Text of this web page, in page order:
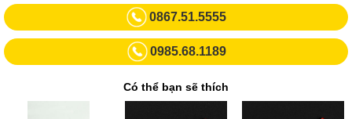
0969102552
Số 55 Trần Đăng Ninh – Cầu Giấy – Hà Nội
0963264832
02437836542
0867.51.5555
0985.68.1189
Có thể bạn sẽ thích